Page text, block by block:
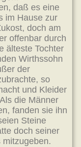
daß es eine
im Hause zur
doch am
offenbar durch
älteste Tochter
Wirthssohn
der
so
und Kleider
die Männer
fanden sie ihn
Steine
doch seiner
mitzugeben.